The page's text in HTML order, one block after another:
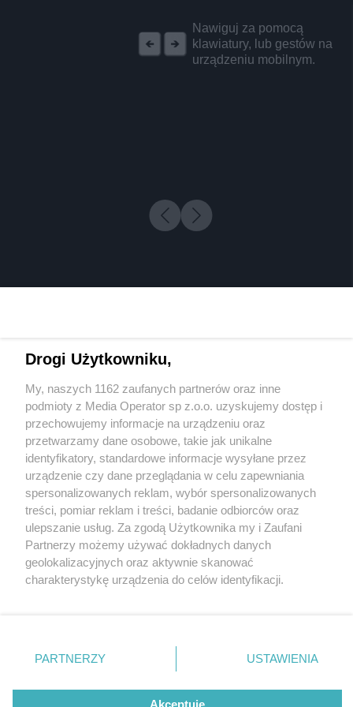
Nawiguj za pomocą
klawiatury, lub gestów na
urządzeniu mobilnym.
1 / 0
Wydawca mediów lokalnych
Nie zapomnij
zapoznać się z:
polityką prywatności regulamin korzystania z portali
Twojemiasto
Piekary Śląskie
Chorzów
Tarnowskie Góry
Gliwice
Skontakuj sięz nami
Kontakt
Wydawca
Redakcja
Drogi Użytkowniku,
My, naszych 1162 zaufanych partnerów oraz inne
podmioty z Media Operator sp z.o.o. uzyskujemy dostęp i
przechowujemy informacje na urządzeniu oraz
przetwarzamy dane osobowe, takie jak unikalne
identyfikatory, standardowe informacje wysyłane przez
urządzenie czy dane przeglądania w celu zapewniania
spersonalizowanych reklam, wybór spersonalizowanych
treści, pomiar reklam i treści, badanie odbiorców oraz
ulepszanie usług. Za zgodą Użytkownika my i Zaufani
Partnerzy możemy używać dokładnych danych
geolokalizacyjnych oraz aktywnie skanować
charakterystykę urządzenia do celów identyfikacji.
zmienić/wycofać klikając przycisk ustawień prywatności
znajdujący się w lewym dolnym rogu strony
rodzaje przetwarzania danych nie wymagają zgody
użytkownika, ale masz prawo sprzeciwić się takiemu
PARTNERZY USTAWIENIA
Akceptuję